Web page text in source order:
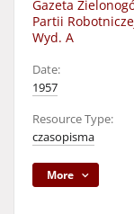
Gazeta
Partii
Wyd. A
Date:
1957
Resource Type:
czasopisma
More